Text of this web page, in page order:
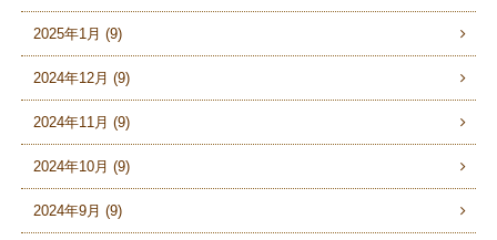
2025年1月 (9)
2024年12月 (9)
2024年11月 (9)
2024年10月 (9)
2024年9月 (9)